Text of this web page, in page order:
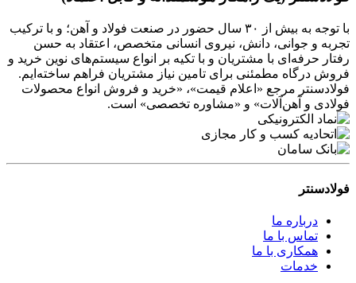
با توجه به بیش از ۳۰ سال حضور در صنعت فولاد و آهن؛ و با ترکیب
تجربه و جوانی، دانش، نیروی انسانی متخصص، اعتقاد به حسن
رفتار حرفه‌ای با مشتریان و با تکیه بر انواع سیستم‌های نوین خرید و
فروش درگاه مطمئنی برای تامین نیاز مشتریان فراهم ساخته‌ایم.
فولادسنتر مرجع «اعلام قیمت»، «خرید و فروش انواع محصولات
فولادی و آهن‌آلات» و «مشاوره تخصصی» است.
فولادسنتر
درباره ما
تماس با ما
همکاری با ما
خدمات